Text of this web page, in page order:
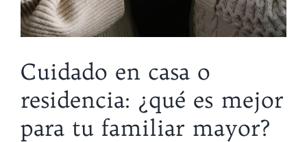
Cuidado en casa o
residencia: ¿qué es mejor
para tu familiar mayor?